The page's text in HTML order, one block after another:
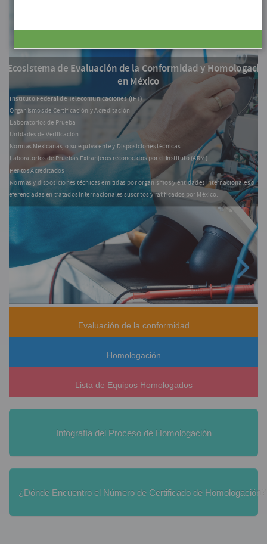
Evaluación de la conformidad
Homologación
Lista de Equipos Homologados
Infografía del Proceso de Homologación
¿Dónde Encuentro el Número de Certificado de Homologación?